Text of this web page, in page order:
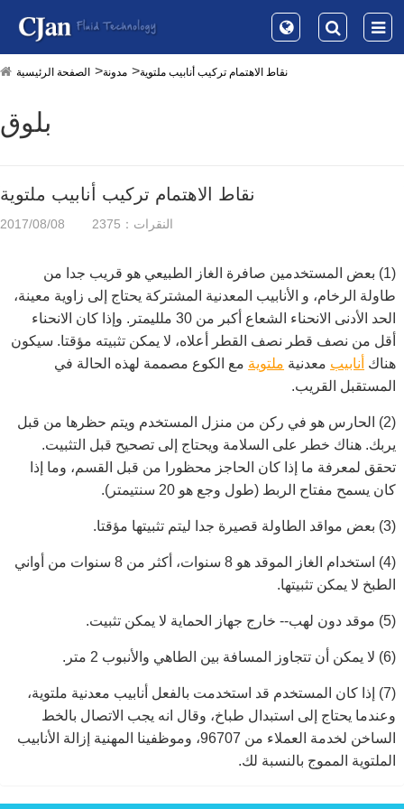
الصفحة الرئيسية مدونة نقاط الاهتمام تركيب أنابيب ملتوية
بلوق
نقاط الاهتمام تركيب أنابيب ملتوية
2017/08/08 النقرات：2375
(1) بعض المستخدمين صافرة الغاز الطبيعي هو قريب جدا من
طاولة الرخام، و الأنابيب المعدنية المشتركة يحتاج إلى زاوية معينة،
الحد الأدنى الانحناء الشعاع أكبر من 30 ملليمتر. وإذا كان الانحناء
أقل من نصف قطر نصف القطر أعلاه، لا يمكن تثبيته مؤقتا. سيكون
هناك أنابيب معدنية ملتوية مع الكوع مصممة لهذه الحالة في
المستقبل القريب.
(2) الحارس هو في ركن من منزل المستخدم ويتم حظرها من قبل
يربك. هناك خطر على السلامة ويحتاج إلى تصحيح قبل التثبيت.
تحقق لمعرفة ما إذا كان الحاجز محظورا من قبل القسم، وما إذا
كان يسمح مفتاح الربط (طول وجع هو 20 سنتيمتر).
(3) بعض مواقد الطاولة قصيرة جدا ليتم تثبيتها مؤقتا.
(4) استخدام الغاز الموقد هو 8 سنوات، أكثر من 8 سنوات من أواني
الطبخ لا يمكن تثبيتها.
(5) موقد دون لهب-- خارج جهاز الحماية لا يمكن تثبيت.
(6) لا يمكن أن تتجاوز المسافة بين الطاهي والأنبوب 2 متر.
(7) إذا كان المستخدم قد استخدمت بالفعل أنابيب معدنية ملتوية،
وعندما يحتاج إلى استبدال طباخ، وقال انه يجب الاتصال بالخط
الساخن لخدمة العملاء من 96707، وموظفينا المهنية إزالة الأنابيب
الملتوية المموج بالنسبة لك.